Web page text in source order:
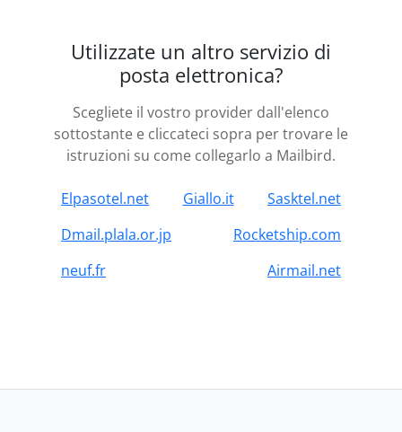
Utilizzate un altro servizio di
posta elettronica?
Scegliete il vostro provider dall'elenco
sottostante e cliccateci sopra per trovare le
istruzioni su come collegarlo a Mailbird.
Elpasotel.net Giallo.it
Sasktel.net
Dmail.plala.or.jp
Rocketship.com
neuf.fr
Airmail.net